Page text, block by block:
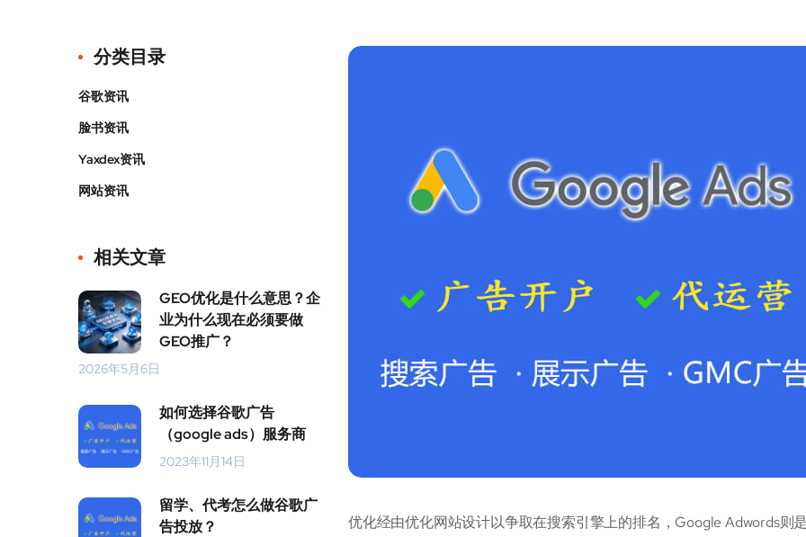
优化经由优化网站设计以争取在搜索引擎上的排名，Google Adwords则
分类目录
谷歌资讯
脸书资讯
Yaxdex资讯
网站资讯
相关文章
GEO优化是什么意思？企
业为什么现在必须要做
GEO推广？
2026年5月6日
如何选择谷歌广告
（google ads）服务商
2023年11月14日
留学、代考怎么做谷歌广
告投放？